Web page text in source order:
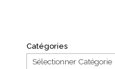
Catégories